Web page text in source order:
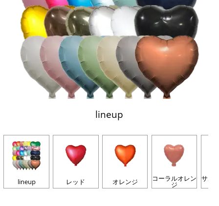
lineup
lineup レッド オレンジ コーラルオレン
ジ
サル